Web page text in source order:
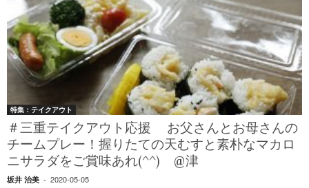
特集：テイクアウト
＃三重テイクアウト応援 お父さんとお母さんの
チームプレー！握りたての天むすと素朴なマカロ
ニサラダをご賞味あれ(^^) @津
坂井 治美 - 2020-05-05